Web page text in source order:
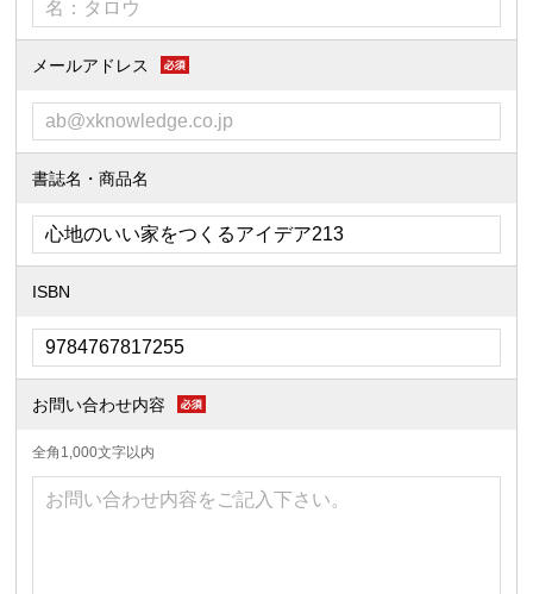
メールアドレス
書誌名・商品名
ISBN
お問い合わせ内容
全角1,000文字以内